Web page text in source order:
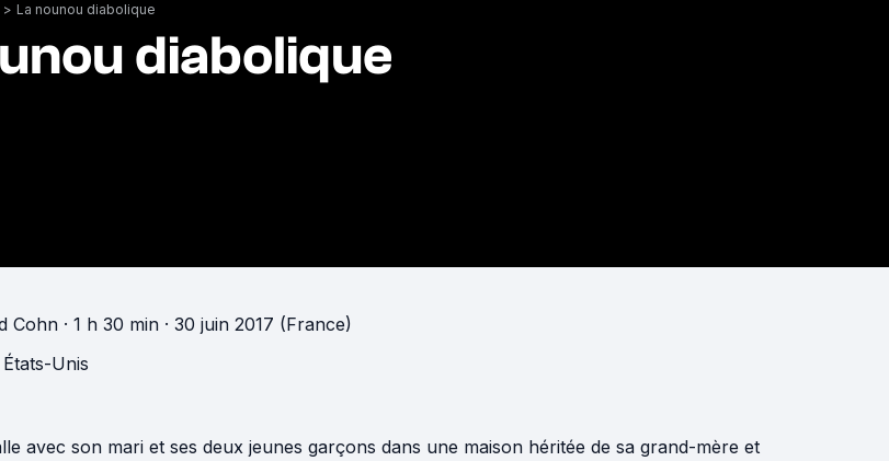
> La nounou diabolique
diabolique
Cohn · 1 h 30 min · 30 juin 2017 (France)
États-Unis
avec son mari et ses deux jeunes garçons dans une maison héritée de sa grand-mère et